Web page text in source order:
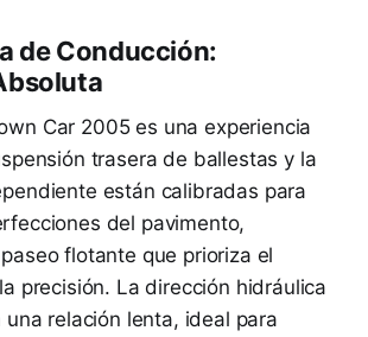
de Conducción:
Car 2005 es una experiencia
trasera de ballestas y la
están calibradas para
del pavimento,
flotante que prioriza el
precisión. La dirección hidráulica
una relación lenta, ideal para